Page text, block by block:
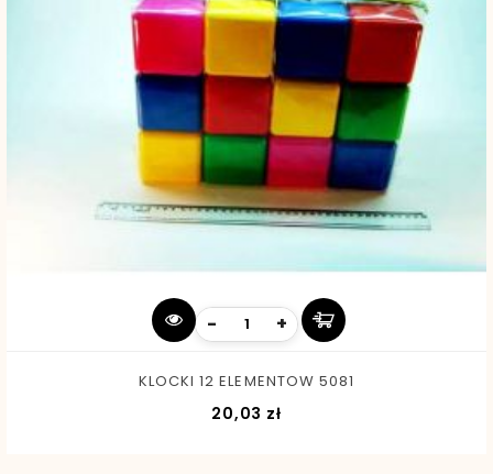
- +
KLOCKI 12 ELEMENTOW 5081
20,03 zł